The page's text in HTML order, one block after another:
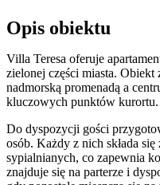
Opis obiektu
Villa Teresa oferuje
zielonej części miasta.
nadmorską promenadą a
kluczowych punktów kurortu.
Do dyspozycji gości
osób. Każdy z nich składa
sypialnianych, co zapewnia
znajduje się na parterze i